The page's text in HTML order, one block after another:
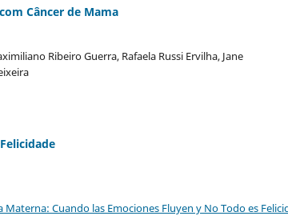
Câncer de Mama
Ribeiro Guerra, Rafaela Russi Ervilha, Jane
Materna: Cuando las Emociones Fluyen y No Todo es